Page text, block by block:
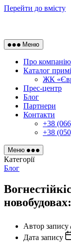
Перейти до вмісту
Меню
Про компанію
Каталог
ЖК
Прес-центр
Блог
Партнери
Контакти
+38
+38
Меню
Категорії
Блог
Автор запису
Дата запису